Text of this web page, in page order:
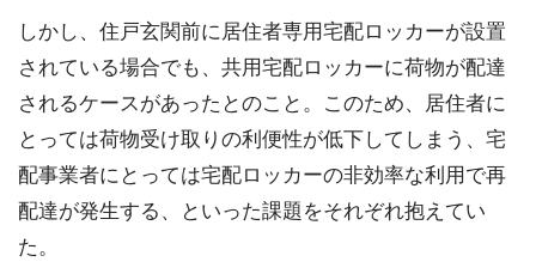
しかし、住戸玄関前に居住者専用宅配ロッカーが設置
されている場合でも、共用宅配ロッカーに荷物が配達
されるケースがあったとのこと。このため、居住者に
とっては荷物受け取りの利便性が低下してしまう、宅
配事業者にとっては宅配ロッカーの非効率な利用で再
配達が発生する、といった課題をそれぞれ抱えてい
た。